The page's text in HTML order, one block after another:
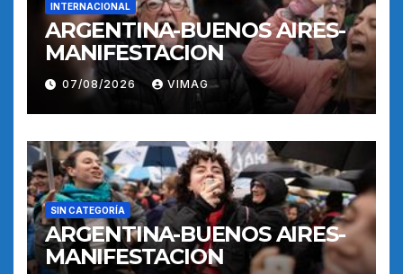
INTERNACIONAL
ARGENTINA-BUENOS AIRES-
MANIFESTACION
07/08/2026 VIMAG
SIN CATEGORÍA
ARGENTINA-BUENOS AIRES-
MANIFESTACION